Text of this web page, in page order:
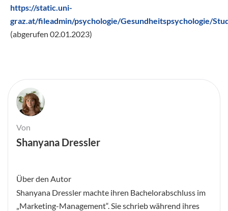
https://static.uni-
graz.at/fileadmin/psychologie/Gesundheitspsychologie/
(abgerufen 02.01.2023)
Von
Shanyana Dressler
Über den Autor
Shanyana Dressler machte ihren Bachelorabschluss im
„Marketing-Management“. Sie schrieb während ihres